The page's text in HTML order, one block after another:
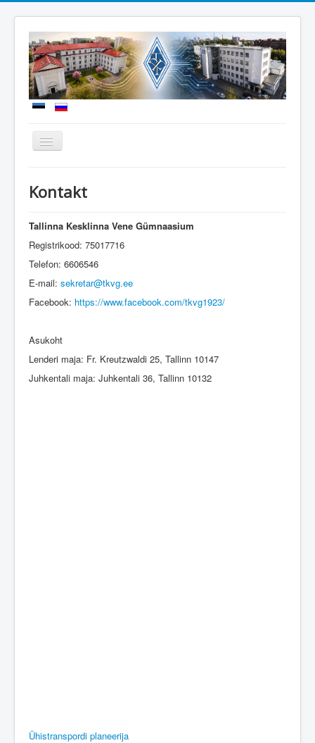
Включить/
выключить
О школе
Поступление
Учебная работа
Школьная жизнь
Контакт
Логин
Kontakt
Tallinna Kesklinna Vene Gümnaasium
Registrikood: 75017716
Telefon: 6606546
E-mail: sekretar@tkvg.ee
Facebook: https://www.facebook.com/tkvg1923/
Asukoht
Lenderi maja: Fr. Kreutzwaldi 25, Tallinn 10147
Juhkentali maja: Juhkentali 36, Tallinn 10132
Ühistranspordi planeerija